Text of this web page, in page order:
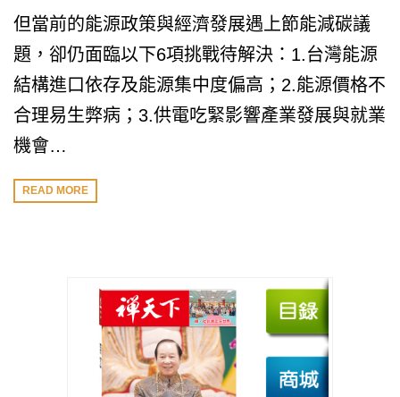
但當前的能源政策與經濟發展遇上節能減碳議
題，卻仍面臨以下6項挑戰待解決：1.台灣能源
結構進口依存及能源集中度偏高；2.能源價格不
合理易生弊病；3.供電吃緊影響產業發展與就業
機會…
READ MORE